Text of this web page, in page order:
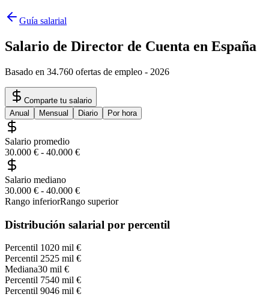
Guía salarial
Salario de Director de Cuenta en España
Basado en 34.760 ofertas de empleo - 2026
Comparte tu salario
Anual
Mensual Diario Por hora
Salario promedio
30.000 € - 40.000 €
Salario mediano
30.000 € - 40.000 €
Rango inferiorRango superior
Distribución salarial por percentil
Percentil 1020 mil €
Percentil 2525 mil €
Mediana30 mil €
Percentil 7540 mil €
Percentil 9046 mil €